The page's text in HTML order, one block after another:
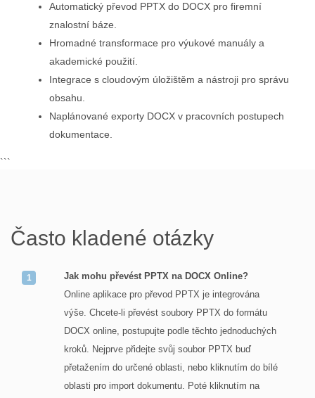
Automatický převod PPTX do DOCX pro firemní
znalostní báze.
Hromadné transformace pro výukové manuály a
akademické použití.
Integrace s cloudovým úložištěm a nástroji pro správu
obsahu.
Naplánované exporty DOCX v pracovních postupech
dokumentace.
```
Často kladené otázky
Jak mohu převést PPTX na DOCX Online?
Online aplikace pro převod PPTX je integrována
výše. Chcete-li převést soubory PPTX do formátu
DOCX online, postupujte podle těchto jednoduchých
kroků. Nejprve přidejte svůj soubor PPTX buď
přetažením do určené oblasti, nebo kliknutím do bílé
oblasti pro import dokumentu. Poté kliknutím na